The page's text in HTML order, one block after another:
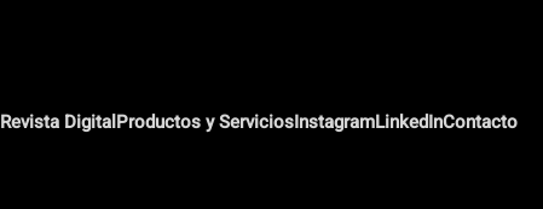
Revista DigitalProductos y ServiciosInstagramLinkedInContacto